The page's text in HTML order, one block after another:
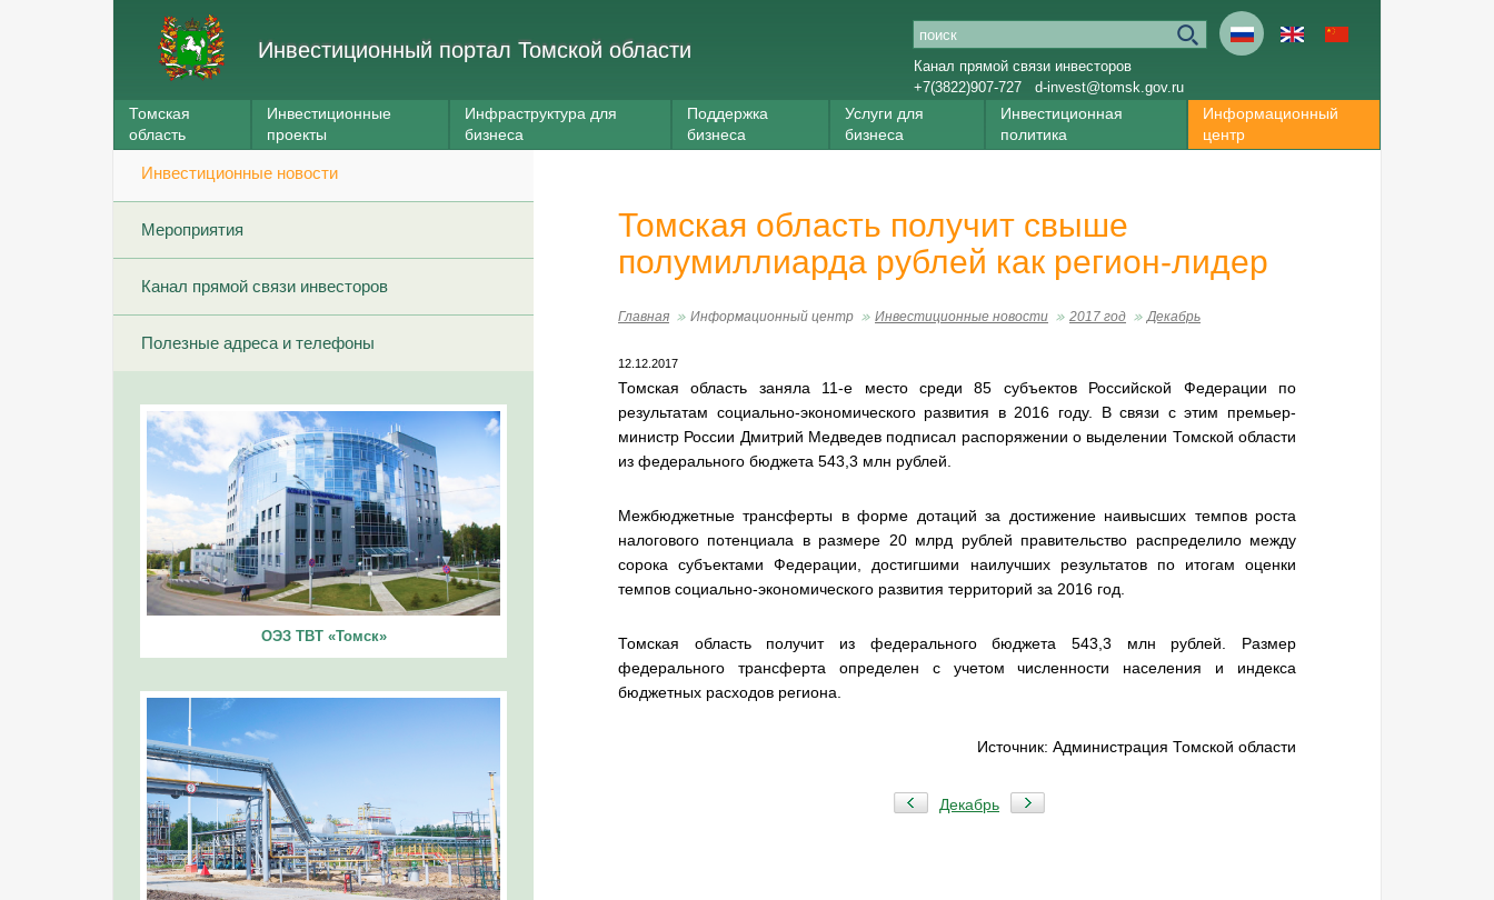
Инвестиционный портал Томской области
Канал прямой связи инвесторов
+7(3822)907-727
d-invest@tomsk.gov.ru
Томская
область
Инвестиционные
проекты
Инфраструктура для
бизнеса
Поддержка
бизнеса
Услуги для
бизнеса
Инвестиционная
политика
Информационный
центр
Инвестиционные новости
Мероприятия
Канал прямой связи инвесторов
Полезные адреса и телефоны
ОЭЗ ТВТ «Томск»
Томская область получит свыше
полумиллиарда рублей как регион-лидер
Главная Информационный центр Инвестиционные новости 2017 год Декабрь
12.12.2017
Томская область заняла 11-е место среди 85 субъектов Российской Федерации по
результатам социально-экономического развития в 2016 году. В связи с этим премьер-
министр России Дмитрий Медведев подписал распоряжении о выделении Томской области
из федерального бюджета 543,3 млн рублей.
Межбюджетные трансферты в форме дотаций за достижение наивысших темпов роста
налогового потенциала в размере 20 млрд рублей правительство распределило между
сорока субъектами Федерации, достигшими наилучших результатов по итогам оценки
темпов социально-экономического развития территорий за 2016 год.
Томская область получит из федерального бюджета 543,3 млн рублей. Размер
федерального трансферта определен с учетом численности населения и индекса
бюджетных расходов региона.
Источник: Администрация Томской области
Декабрь